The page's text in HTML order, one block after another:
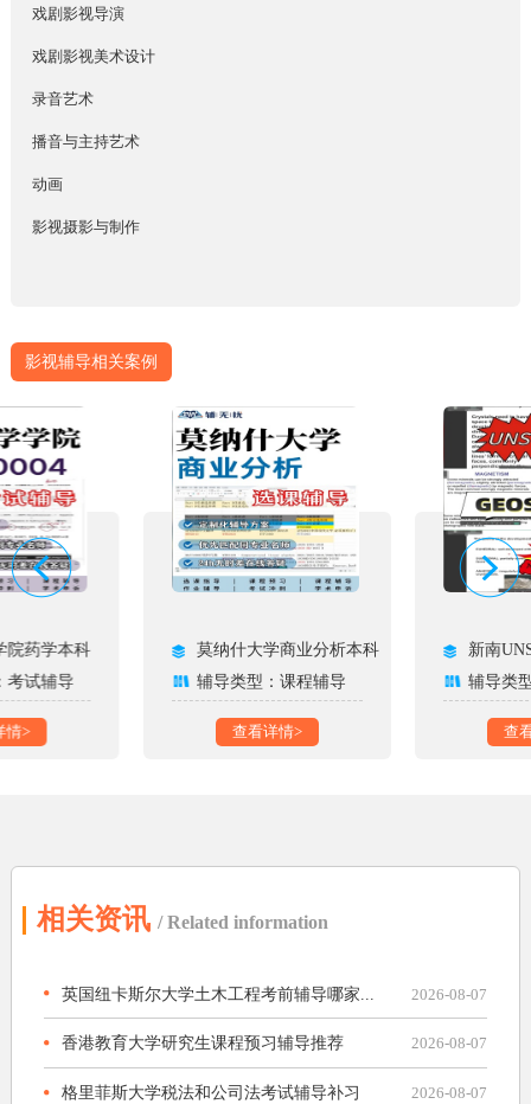
戏剧影视导演
戏剧影视美术设计
录音艺术
播音与主持艺术
动画
影视摄影与制作
影视辅导相关案例
院药学本科
考试辅导
情>
莫纳什大学商业分析本科
辅导类型：课程辅导
查看详情>
新南
辅导类
查
相关资讯 / Related information
英国纽卡斯尔大学土木工程考前辅导哪家... 2026-08-07
香港教育大学研究生课程预习辅导推荐 2026-08-07
格里菲斯大学税法和公司法考试辅导补习 2026-08-07